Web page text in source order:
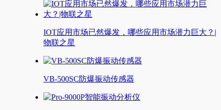
IOT应用市场已然爆发，哪些应用市场潜力巨大？|
物联之星
VB-500SC防爆振动传感器